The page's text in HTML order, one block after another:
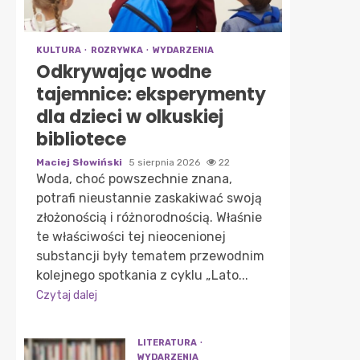
KULTURA ROZRYWKA WYDARZENIA
Odkrywając wodne
tajemnice: eksperymenty
dla dzieci w olkuskiej
bibliotece
Maciej Słowiński 5 sierpnia 2026 22
Woda, choć powszechnie znana,
potrafi nieustannie zaskakiwać swoją
złożonością i różnorodnością. Właśnie
te właściwości tej nieocenionej
substancji były tematem przewodnim
kolejnego spotkania z cyklu „Lato...
Czytaj dalej
LITERATURA
WYDARZENIA